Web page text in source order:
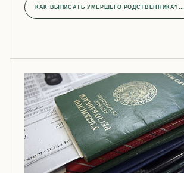
КАК ВЫПИСАТЬ УМЕРШЕГО РОДСТВЕННИКА?…